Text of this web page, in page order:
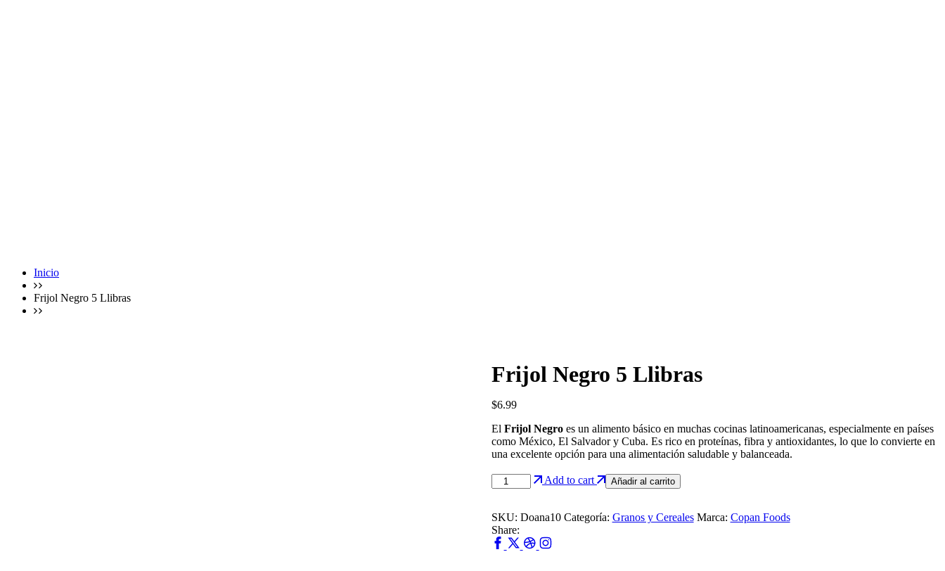
Inicio
Frijol Negro 5 Llibras
Frijol Negro 5 Llibras
$6.99
El Frijol Negroes un alimento básico en muchas cocinas latinoamericanas, especialmente en países
como México, El Salvador y Cuba. Es rico en proteínas, fibra y antioxidantes, lo que lo convierte en
una excelente opción para una alimentación saludable y balanceada.
Frijol
Negro
Llibras
cantidad
Add to cart Añadir al carrito
SKU: Doana10 Categoría: Granos y Cereales Marca: Copan Foods
Share: